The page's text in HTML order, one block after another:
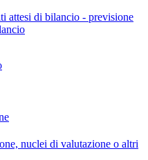
attesi di bilancio - previsione
nuclei di valutazione o altri